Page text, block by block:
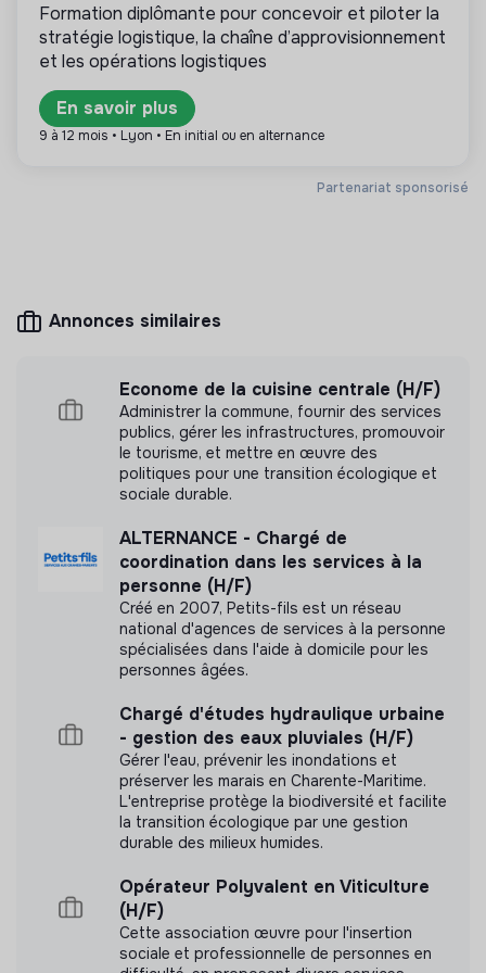
Plus d'informations
Site internet
Entreprise
Les Fermes Debout n'a pas encore transmis de
Labels et certifications
Référencé par Shift Your Job.
Adhérent du Mouvement Impact
France.
Documents
N'a pas encore communiqué de documents de
transparence
Partenariat sponsorisé
Formation diplômante pour concevoir et piloter la
stratégie logistique, la chaîne d’approvisionnement
et les opérations logistiques
En savoir plus
9 à 12 mois • Lyon • En initial ou en alternance
Annonces similaires
Econome de la cuisine centrale (H/F)
Administrer la commune, fournir des services
publics, gérer les infrastructures, promouvoir
le tourisme, et mettre en œuvre des
politiques pour une transition écologique et
sociale durable.
ALTERNANCE - Chargé de
coordination dans les services à la
personne (H/F)
Créé en 2007, Petits-fils est un réseau
national d'agences de services à la personne
spécialisées dans l'aide à domicile pour les
personnes âgées.
Chargé d'études hydraulique urbaine
- gestion des eaux pluviales (H/F)
Gérer l'eau, prévenir les inondations et
préserver les marais en Charente-Maritime.
L'entreprise protège la biodiversité et facilite
la transition écologique par une gestion
durable des milieux humides.
Opérateur Polyvalent en Viticulture
(H/F)
Cette association œuvre pour l'insertion
sociale et professionnelle de personnes en